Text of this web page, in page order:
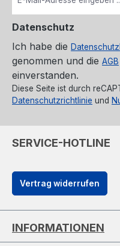
Datenschutz
Ich habe die
genommen und die AGB
einverstanden.
Diese Seite ist durch
Datenschutzrichtlinie und
SERVICE-HOTLINE
Vertrag widerrufen
INFORMATIONEN